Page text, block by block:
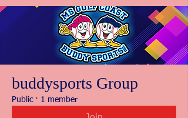
buddysports Group
Public · 1 member